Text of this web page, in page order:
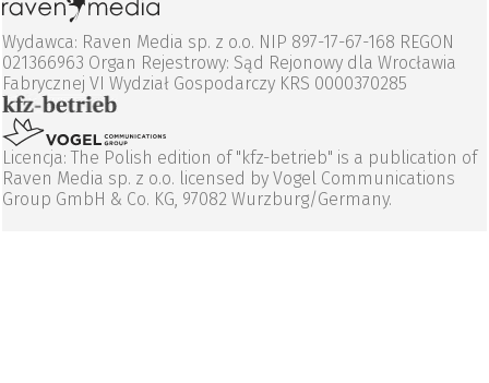
Wydawca: Raven Media sp. z o.o. NIP 897-17-67-168 REGON
021366963 Organ Rejestrowy: Sąd Rejonowy dla Wrocławia
Fabrycznej VI Wydział Gospodarczy KRS 0000370285
Licencja: The Polish edition of "kfz-betrieb" is a publication of
Raven Media sp. z o.o. licensed by Vogel Communications
Group GmbH & Co. KG, 97082 Wurzburg/Germany.